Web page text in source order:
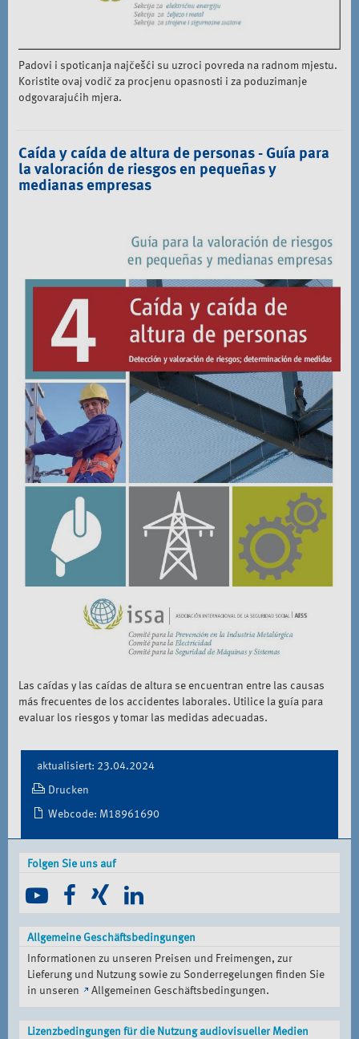
Padovi i spoticanja najčešći su uzroci povreda na radnom mjestu.
Koristite ovaj vodič za procjenu opasnosti i za poduzimanje
odgovarajućih mjera.
Caída y caída de altura de personas - Guía para
la valoración de riesgos en pequeñas y
medianas empresas
Las caídas y las caídas de altura se encuentran entre las causas
más frecuentes de los accidentes laborales. Utilice la guía para
evaluar los riesgos y tomar las medidas adecuadas.
Document
aktualisiert: 23.04.2024
Drucken
Webcode: M18961690
Folgen Sie uns auf
Allgemeine Geschäftsbedingungen
Informationen zu unseren Preisen und Freimengen, zur
Lieferung und Nutzung sowie zu Sonderregelungen finden Sie
in unseren
Allgemeinen Geschäftsbedingungen.
Lizenzbedingungen für die Nutzung audiovisueller Medien